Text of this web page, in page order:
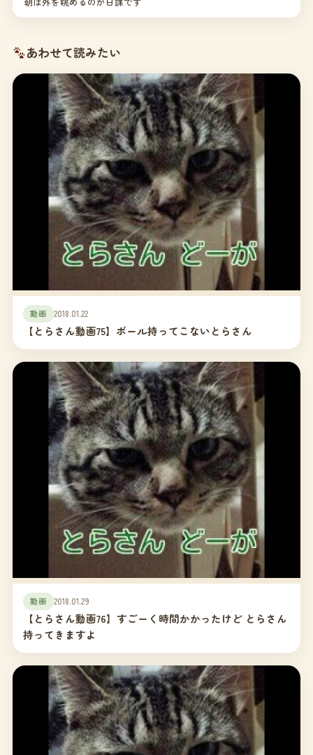
あわせて読みたい
動画 2018.01.22
【とらさん動画75】ボール持ってこないとらさん
動画 2018.01.29
【とらさん動画76】すごーく時間かかったけど とらさん
持ってきますよ